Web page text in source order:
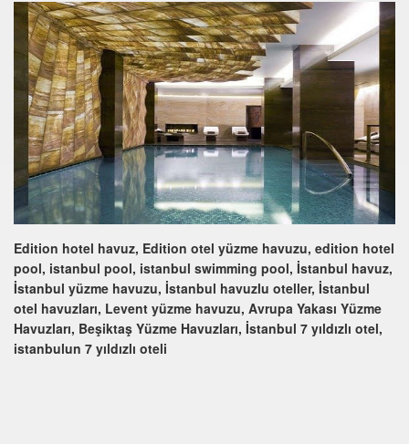
Edition hotel havuz, Edition otel yüzme havuzu, edition hotel
pool, istanbul pool, istanbul swimming pool, İstanbul havuz,
İstanbul yüzme havuzu, İstanbul havuzlu oteller, İstanbul
otel havuzları, Levent yüzme havuzu, Avrupa Yakası Yüzme
Havuzları, Beşiktaş Yüzme Havuzları, İstanbul 7 yıldızlı otel,
istanbulun 7 yıldızlı oteli